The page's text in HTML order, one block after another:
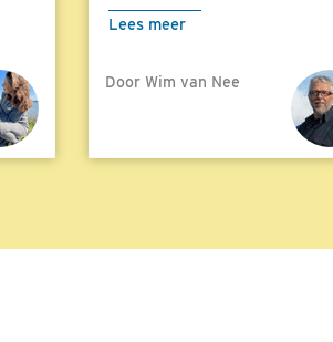
Lees meer
Door Wim van Nee